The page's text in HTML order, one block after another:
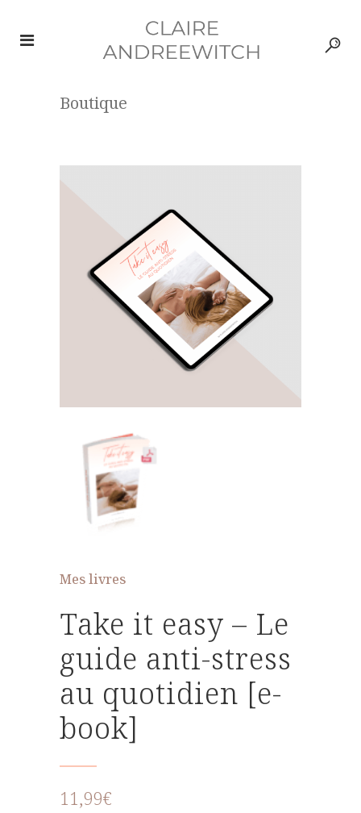
Boutique
Mes livres
Take it easy – Le
guide anti-stress
au quotidien [e-
book]
11,99€